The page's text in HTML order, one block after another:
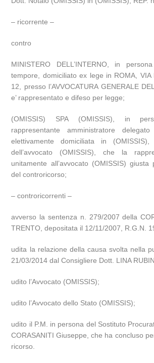
– ricorrente –
contro
MINISTERO DELL’INTERNO, in
tempore, domiciliato ex lege in ROMA, VIA
12, presso l’AVVOCATURA GENERALE
e’ rappresentato e difeso per legge;
(OMISSIS) SPA (OMISSIS), in
rappresentante amministratore delegato
elettivamente domiciliata in
dell’avvocato (OMISSIS), che la
unitamente all’avvocato (OMISSIS)
del controricorso;
– controricorrenti –
avverso la sentenza n. 279/2007 della
TRENTO, depositata il 12/11/2007, R.G.N.
udita la relazione della causa svolta nella
21/03/2014 dal Consigliere Dott. LINA
udito l’Avvocato (OMISSIS);
udito l’Avvocato dello Stato (OMISSIS);
udito il P.M. in persona del Sostituto
CORASANITI Giuseppe, che ha concluso
ricorso.